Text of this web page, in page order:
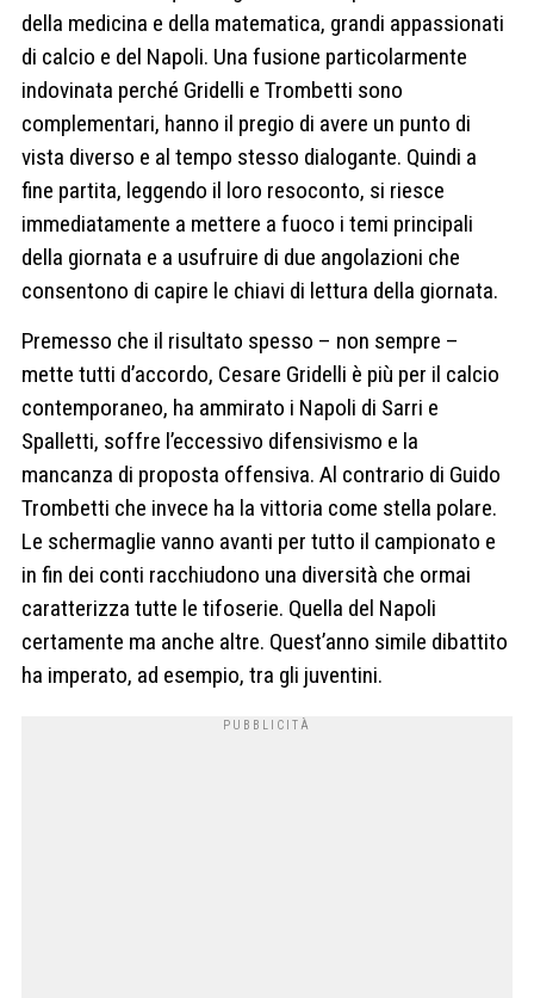
della medicina e della matematica, grandi appassionati
di calcio e del Napoli. Una fusione particolarmente
indovinata perché Gridelli e Trombetti sono
complementari, hanno il pregio di avere un punto di
vista diverso e al tempo stesso dialogante. Quindi a
fine partita, leggendo il loro resoconto, si riesce
immediatamente a mettere a fuoco i temi principali
della giornata e a usufruire di due angolazioni che
consentono di capire le chiavi di lettura della giornata.
Premesso che il risultato spesso – non sempre –
mette tutti d’accordo, Cesare Gridelli è più per il calcio
contemporaneo, ha ammirato i Napoli di Sarri e
Spalletti, soffre l’eccessivo difensivismo e la
mancanza di proposta offensiva. Al contrario di Guido
Trombetti che invece ha la vittoria come stella polare.
Le schermaglie vanno avanti per tutto il campionato e
in fin dei conti racchiudono una diversità che ormai
caratterizza tutte le tifoserie. Quella del Napoli
certamente ma anche altre. Quest’anno simile dibattito
ha imperato, ad esempio, tra gli juventini.